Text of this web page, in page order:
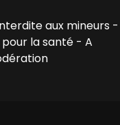
aux mineurs -
pour la santé - A